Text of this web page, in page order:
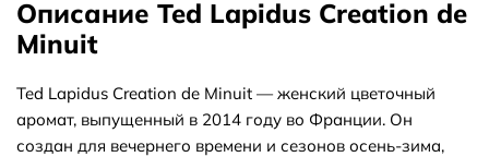
Описание Ted Lapidus Creation de
Minuit
Ted Lapidus Creation de Minuit — женский цветочный
аромат, выпущенный в 2014 году во Франции. Он
создан для вечернего времени и сезонов осень-зима,